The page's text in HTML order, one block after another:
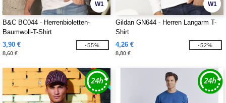
W1
B&C BC044 - Herrenbioletten-
Baumwoll-T-Shirt
3,90 €
8,60 €
-55%
W1
Gildan GN644 - Herren Langarm T-
Shirt
4,26 €
8,80 €
-52%